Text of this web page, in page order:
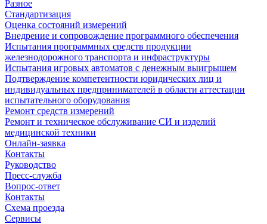
Разное
Стандартизация
Оценка состояний измерений
Внедрение и сопровождение программного обеспечения
Испытания программных средств продукции
железнодорожного транспорта и инфраструктуры
Испытания игровых автоматов с денежным выигрышем
Подтверждение компетентности юридических лиц и
индивидуальных предпринимателей в области аттестации
испытательного оборудования
Ремонт средств измерений
Ремонт и техническое обслуживание СИ и изделий
медицинской техники
Онлайн-заявка
Контакты
Руководство
Пресс-служба
Вопрос-ответ
Контакты
Схема проезда
Сервисы